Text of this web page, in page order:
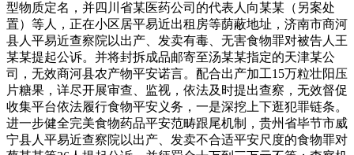
型物质定名，并四川省某医药公司的代表人向某某（另案处
置）等人，正在小区居平易近出租房等荫蔽地址，济南市商河
县人平易近查察院以出产、发卖有毒、无害食物罪对被告人王
某某提起公诉。并将封拆成品邮寄至汤某某指定的天津某公
司，无效商河县农产物平安诺言。配合出产加工15万粒壮阳压
片糖果，详尽开展审查、监视，依法及时提出查察，无效督促
收集平台依法履行食物平安义务，一是深挖上下逛犯罪链条。
进一步健全完美食物药品平安范畴跟尾机制，贵州省毕节市威
宁县人平易近查察院以出产、发卖不合适平安尺度的食物罪对